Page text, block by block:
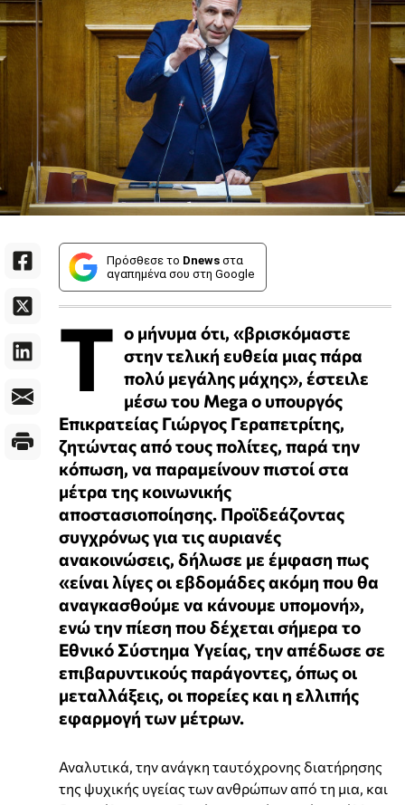
Πρόσθεσε το Dnews στα
αγαπημένα σου στη Google
Τ ο μήνυμα ότι, «βρισκόμαστε
στην τελική ευθεία μιας πάρα
πολύ μεγάλης μάχης», έστειλε
μέσω του Mega ο υπουργός
Επικρατείας Γιώργος Γεραπετρίτης,
ζητώντας από τους πολίτες, παρά την
κόπωση, να παραμείνουν πιστοί στα
μέτρα της κοινωνικής
αποστασιοποίησης. Προϊδεάζοντας
συγχρόνως για τις αυριανές
ανακοινώσεις, δήλωσε με έμφαση πως
«είναι λίγες οι εβδομάδες ακόμη που θα
αναγκασθούμε να κάνουμε υπομονή»,
ενώ την πίεση που δέχεται σήμερα το
Εθνικό Σύστημα Υγείας, την απέδωσε σε
επιβαρυντικούς παράγοντες, όπως οι
μεταλλάξεις, οι πορείες και η ελλιπής
εφαρμογή των μέτρων.
Αναλυτικά, την ανάγκη ταυτόχρονης διατήρησης
της ψυχικής υγείας των ανθρώπων από τη μια, και